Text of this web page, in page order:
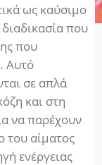
ως καύσιμο
που
που
Αυτό
σε απλά
και στη
να παρέχουν
του αίματος
ενέργειας